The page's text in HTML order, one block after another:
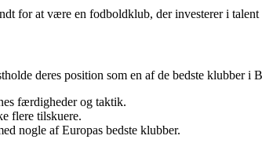
for at være en fodboldklub, der investerer i
deres position som en af de bedste klubber
færdigheder og taktik.
flere tilskuere.
nogle af Europas bedste klubber.